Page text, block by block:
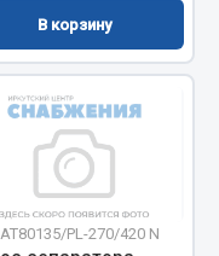
В корзину
PL-270/420 N